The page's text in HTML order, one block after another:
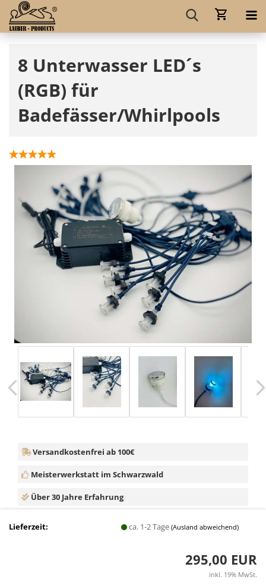
8 Unterwasser LED´s
(RGB) für
Badefässer/Whirlpools
Versandkostenfrei ab 100€
Meisterwerkstatt im Schwarzwald
Über 30 Jahre Erfahrung
Lieferzeit: ca. 1-2 Tage(Ausland abweichend)
295,00 EUR
inkl. 19% MwSt.